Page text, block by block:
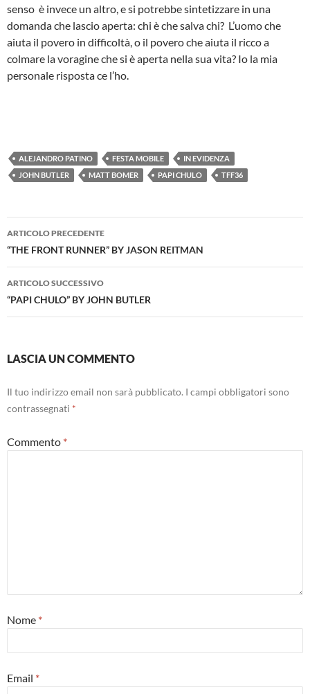
senso è invece un altro, e si potrebbe sintetizzare in una
domanda che lascio aperta: chi è che salva chi? L’uomo che
aiuta il povero in difficoltà, o il povero che aiuta il ricco a
colmare la voragine che si è aperta nella sua vita? Io la mia
personale risposta ce l’ho.
ALEJANDRO PATINO FESTA MOBILE
IN EVIDENZA
JOHN BUTLER
MATT BOMER PAPI CHULO TFF36
Navigazione
articolo
ARTICOLO PRECEDENTE
“THE FRONT RUNNER” BY JASON REITMAN
ARTICOLO SUCCESSIVO
“PAPI CHULO” BY JOHN BUTLER
LASCIA UN COMMENTO
Il tuo indirizzo email non sarà pubblicato. I campi obbligatori sono
contrassegnati *
Commento *
Nome *
Email *